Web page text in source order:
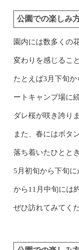
公園での楽しみ
園内には数多くの
変わりを感じるこ
たとえば3月下旬
ートキャンプ場に
ダレ桜が咲き誇りま
また、春にはボタ
落ち着いたひとと
5月初旬から下旬
から11月中旬には
ぜひ訪れてみてく